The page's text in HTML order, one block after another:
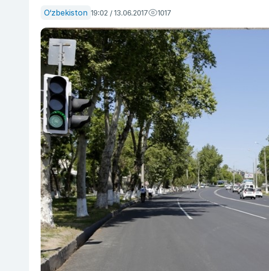
O‘zbekiston 19:02 / 13.06.2017 1017